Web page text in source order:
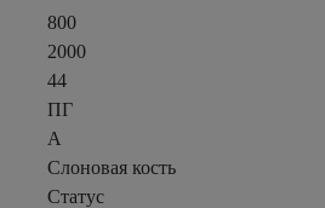
800
2000
44
ПГ
А
Слоновая кость
Статус